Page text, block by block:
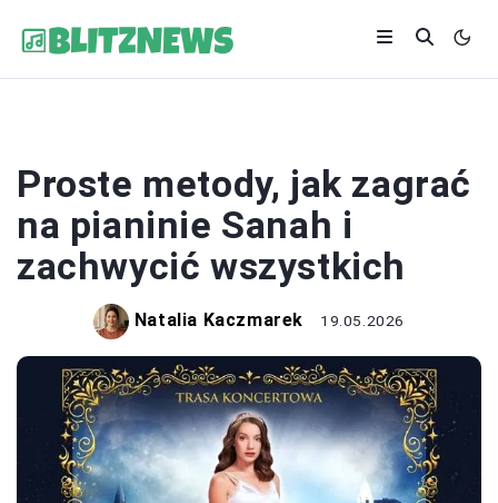
Proste metody, jak zagrać
na pianinie Sanah i
zachwycić wszystkich
Natalia Kaczmarek 19.05.2026